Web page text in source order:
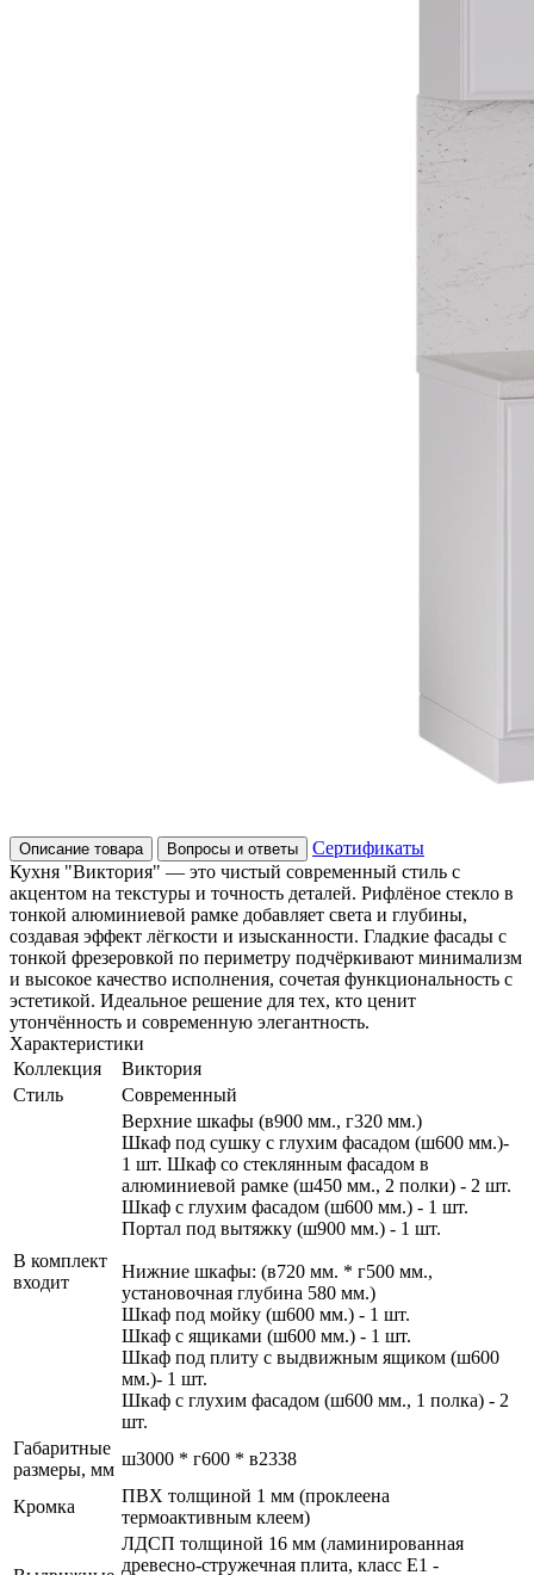
Описание товара Вопросы и ответы
Сертификаты
Кухня "Виктория" — это чистый современный стиль с
акцентом на текстуры и точность деталей. Рифлёное стекло в
тонкой алюминиевой рамке добавляет света и глубины,
создавая эффект лёгкости и изысканности. Гладкие фасады с
тонкой фрезеровкой по периметру подчёркивают минимализм
и высокое качество исполнения, сочетая функциональность с
эстетикой. Идеальное решение для тех, кто ценит
утончённость и современную элегантность.
Характеристики
Коллекция
Виктория
Стиль
Современный
В комплект
входит
Верхние шкафы (в900 мм., г320 мм.)
Шкаф под сушку с глухим фасадом (ш600 мм.)-
1 шт. Шкаф со стеклянным фасадом в
алюминиевой рамке (ш450 мм., 2 полки) - 2 шт.
Шкаф с глухим фасадом (ш600 мм.) - 1 шт.
Портал под вытяжку (ш900 мм.) - 1 шт.
Нижние шкафы: (в720 мм. * г500 мм.,
установочная глубина 580 мм.)
Шкаф под мойку (ш600 мм.) - 1 шт.
Шкаф с ящиками (ш600 мм.) - 1 шт.
Шкаф под плиту с выдвижным ящиком (ш600
мм.)- 1 шт.
Шкаф с глухим фасадом (ш600 мм., 1 полка) - 2
шт.
Габаритные
размеры, мм
ш3000 * г600 * в2338
Кромка
ПВХ толщиной 1 мм (проклеена
термоактивным клеем)
ЛДСП толщиной 16 мм (ламинированная
древесно-стружечная плита, класс E1 -